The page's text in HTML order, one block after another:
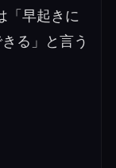
「早起きに
る」と言う